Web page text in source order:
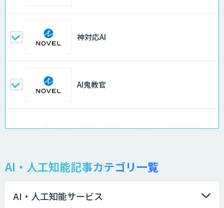
神対応AI
AI鬼教官
設計不明の古いシステムをAIが解析して
AI・人工知能記事カテゴリ一覧
AI・人工知能サービス